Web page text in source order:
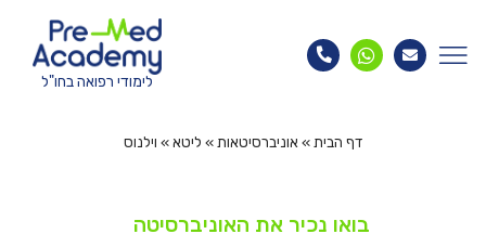
לימודי רפואה בחו"ל
דף הבית»אוניברסיטאות» ליטא» וילנוס
בואו נכיר את האוניברסיטה